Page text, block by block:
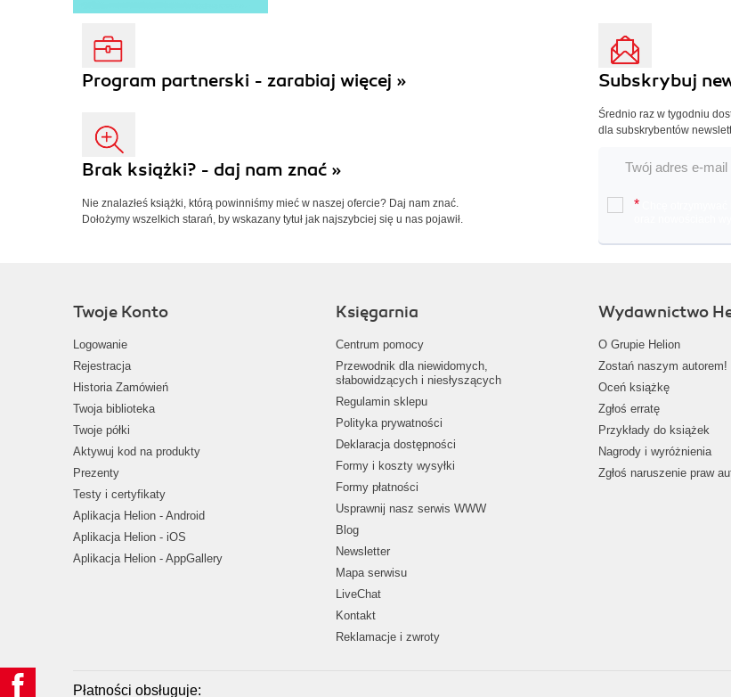
Program partnerski - zarabiaj więcej »
Brak książki? - daj nam znać »
Nie znalazłeś książki, którą powinniśmy mieć w naszej ofercie? Daj nam znać.
Dołożymy wszelkich starań, by wskazany tytuł jak najszybciej się u nas pojawił.
Subskrybuj
Średnio raz w tygodniu
dla subskrybentów
*
Twoje Konto
Logowanie
Rejestracja
Historia Zamówień
Twoja biblioteka
Twoje półki
Aktywuj kod na produkty
Prezenty
Testy i certyfikaty
Aplikacja Helion - Android
Aplikacja Helion - iOS
Aplikacja Helion - AppGallery
Księgarnia
Centrum pomocy
Przewodnik dla niewidomych,
słabowidzących i niesłyszących
Regulamin sklepu
Polityka prywatności
Deklaracja dostępności
Formy i koszty wysyłki
Formy płatności
Usprawnij nasz serwis WWW
Blog
Newsletter
Mapa serwisu
LiveChat
Kontakt
Reklamacje i zwroty
Wydawnictwo
O Grupie Helion
Zostań naszym autorem!
Oceń książkę
Zgłoś erratę
Przykłady do książek
Nagrody i wyróżnienia
Zgłoś naruszenie praw
Płatności obsługuje: